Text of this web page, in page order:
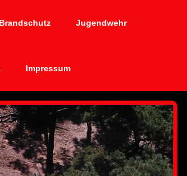
Brandschutz Jugendwehr
Impressum